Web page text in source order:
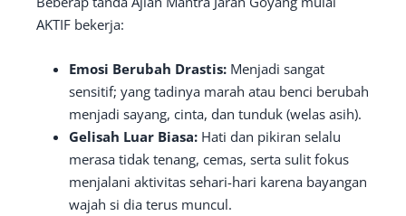
AKTIF bekerja:
Emosi Berubah Drastis: Menjadi sangat
sensitif; yang tadinya marah atau benci berubah
menjadi sayang, cinta, dan tunduk (welas asih).
Gelisah Luar Biasa: Hati dan pikiran selalu
merasa tidak tenang, cemas, serta sulit fokus
menjalani aktivitas sehari-hari karena bayangan
wajah si dia terus muncul.